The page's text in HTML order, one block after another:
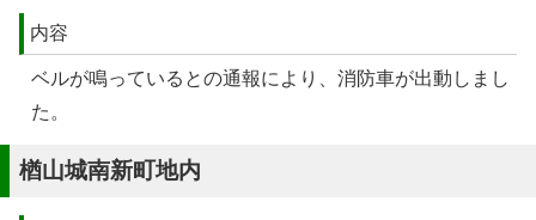
内容
ベルが鳴っているとの通報により、消防車が出動しまし
た。
楢山城南新町地内